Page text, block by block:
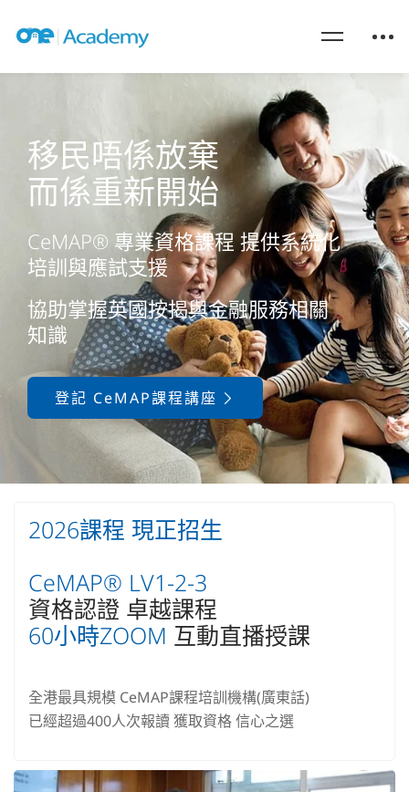
移民唔係放棄
而係重新開始
CeMAP® 專業資格課程 提供系統化
培訓與應試支援
協助掌握英國按揭與金融服務相關
知識
登記 CeMAP課程講座
2026課程 現正招生
CeMAP® LV1-2-3
資格認證 卓越課程
60小時ZOOM 互動直播授課
全港最具規模 CeMAP課程培訓機構(廣東話)
已經超過400人次報讀 獲取資格 信心之選